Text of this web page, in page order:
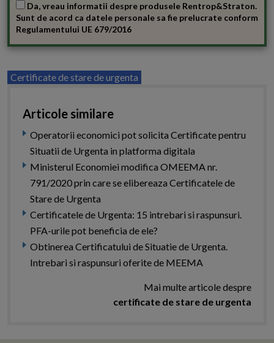
Da, vreau informatii despre produsele Rentrop&Straton.
Sunt de acord ca datele personale sa fie prelucrate conform
Regulamentului UE 679/2016
Certificate de stare de urgenta
Articole similare
Operatorii economici pot solicita Certificate pentru
Situatii de Urgenta in platforma digitala
Ministerul Economiei modifica OMEEMA nr.
791/2020 prin care se elibereaza Certificatele de
Stare de Urgenta
Certificatele de Urgenta: 15 intrebari si raspunsuri.
PFA-urile pot beneficia de ele?
Obtinerea Certificatului de Situatie de Urgenta.
Intrebari si raspunsuri oferite de MEEMA
Mai multe articole despre
certificate de stare de urgenta